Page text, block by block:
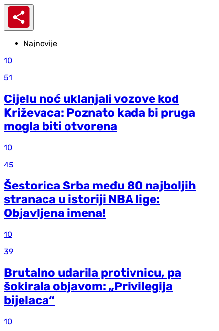
Najnovije
10
51
Cijelu noć uklanjali vozove kod
Križevaca: Poznato kada bi pruga
mogla biti otvorena
10
45
Šestorica Srba među 80 najboljih
stranaca u istoriji NBA lige:
Objavljena imena!
10
39
Brutalno udarila protivnicu, pa
šokirala objavom: „Privilegija
bijelaca“
10